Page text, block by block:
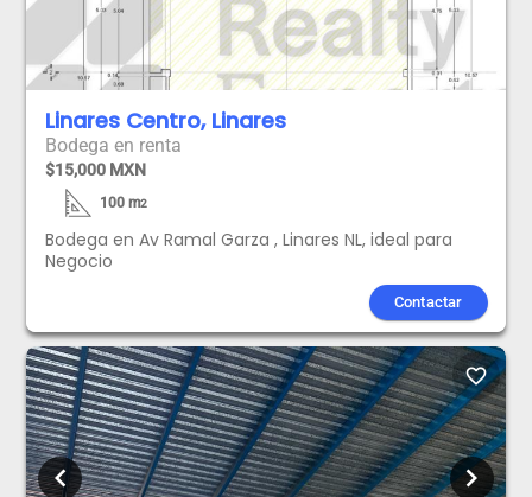
Linares Centro, Linares
Bodega en renta
$15,000 MXN
100m2
Bodega en Av Ramal Garza , Linares NL, ideal para
Negocio
Contactar
favorite_border
chevron_left chevron_right